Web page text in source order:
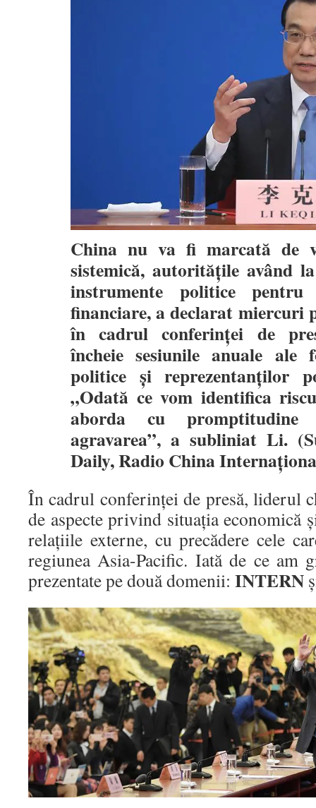
China nu va fi marcată de
sistemică, autorităţile având
instrumente politice
financiare, a declarat miercuri
în cadrul conferinţei de
încheie sesiunile anuale ale
politice şi reprezentanţilor
„Odată ce vom identifica
aborda cu
agravarea”, a subliniat Li.
Daily, Radio China
În cadrul conferinţei de presă, liderul
de aspecte privind situaţia economică
relaţiile externe, cu precădere cele
regiunea Asia-Pacific. Iată de ce am
prezentate pe două domenii: INTERN